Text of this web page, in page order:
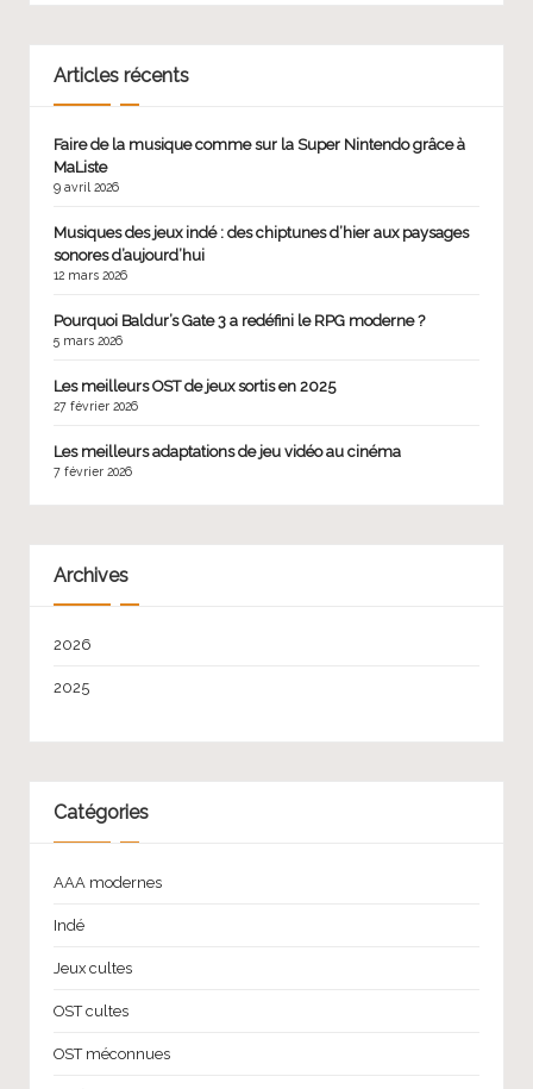
Articles récents
Faire de la musique comme sur la Super Nintendo grâce à
MaListe
9 avril 2026
Musiques des jeux indé : des chiptunes d’hier aux paysages
sonores d’aujourd’hui
12 mars 2026
Pourquoi Baldur’s Gate 3 a redéfini le RPG moderne ?
5 mars 2026
Les meilleurs OST de jeux sortis en 2025
27 février 2026
Les meilleurs adaptations de jeu vidéo au cinéma
7 février 2026
Archives
2026
2025
Catégories
AAA modernes
Indé
Jeux cultes
OST cultes
OST méconnues